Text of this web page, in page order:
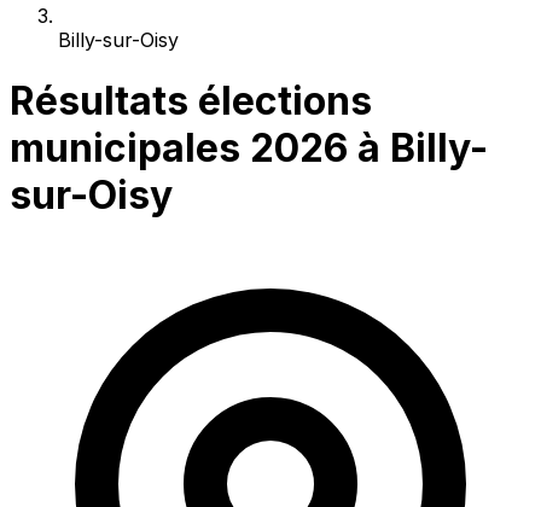
Billy-sur-Oisy
Résultats élections
municipales 2026 à Billy-
sur-Oisy